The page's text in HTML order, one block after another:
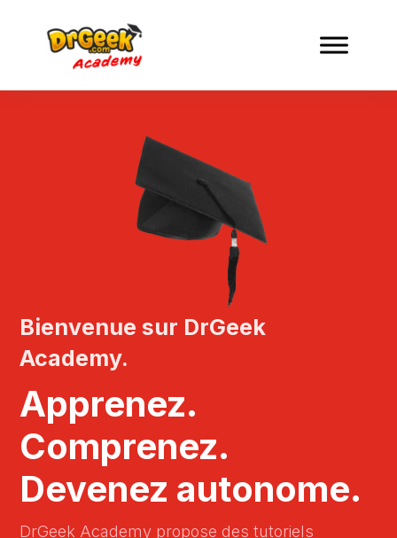
Bienvenue sur DrGeek
Academy.
Apprenez.
Comprenez.
Devenez autonome.
DrGeek Academy propose des tutoriels